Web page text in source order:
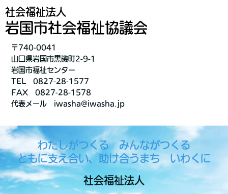
社会福祉法人
岩国市社会福祉協議会
〒740-0041
山口県岩国市黒磯町2-9-1
岩国市福祉センター
TEL 0827-28-1577
FAX 0827-28-1578
代表メール iwasha@iwasha.jp
わたしがつくる みんながつくる
ともに支え合い、助け合うまち いわくに
社会福祉法人